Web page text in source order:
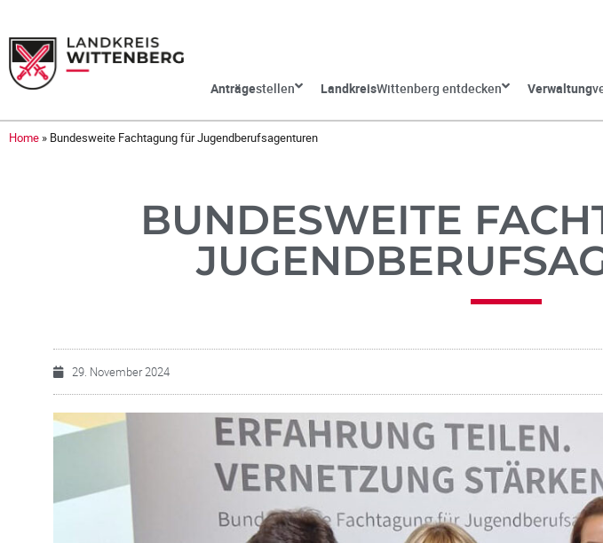
Anträgestellen LandkreisWittenberg entdecken Verwaltung
Home » Bundesweite Fachtagung für Jugendberufsagenturen
BUNDESWEITE
29. November 2024